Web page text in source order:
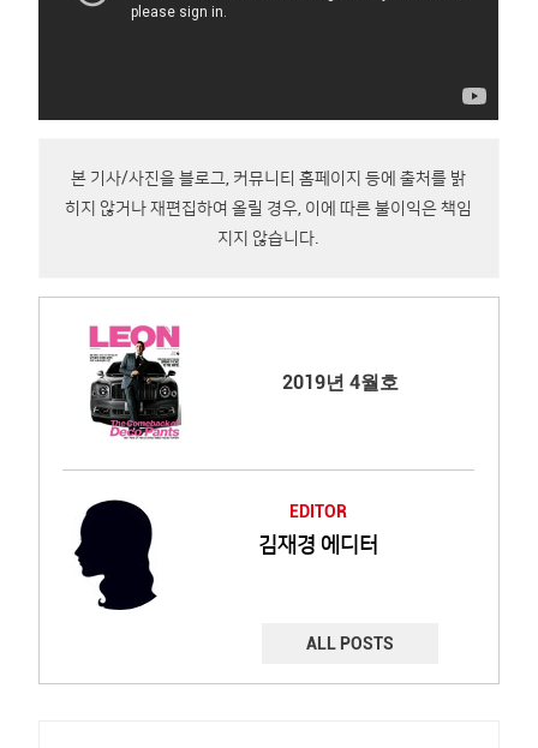
본 기사/사진을 블로그, 커뮤니티 홈페이지 등에 출처를 밝
히지 않거나 재편집하여 올릴 경우, 이에 따른 불이익은 책임
지지 않습니다.
2019년 4월호
EDITOR
김재경 에디터
ALL POSTS